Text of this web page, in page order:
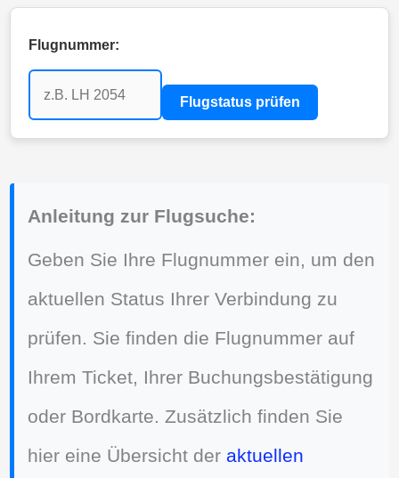
Flugnummer:
Flugstatus prüfen
Anleitung zur Flugsuche:
Geben Sie Ihre Flugnummer ein, um den
aktuellen Status Ihrer Verbindung zu
prüfen. Sie finden die Flugnummer auf
Ihrem Ticket, Ihrer Buchungsbestätigung
oder Bordkarte. Zusätzlich finden Sie
hier eine Übersicht der aktuellen